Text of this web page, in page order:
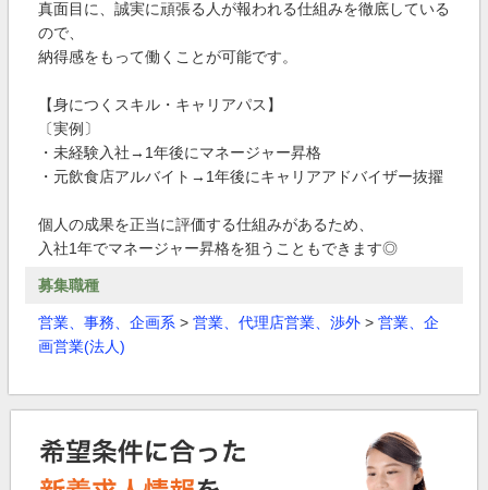
真面目に、誠実に頑張る人が報われる仕組みを徹底している
ので、
納得感をもって働くことが可能です。
【身につくスキル・キャリアパス】
〔実例〕
・未経験入社→1年後にマネージャー昇格
・元飲食店アルバイト→1年後にキャリアアドバイザー抜擢
個人の成果を正当に評価する仕組みがあるため、
入社1年でマネージャー昇格を狙うこともできます◎
募集職種
営業、事務、企画系 > 営業、代理店営業、渉外 > 営業、企
画営業(法人)